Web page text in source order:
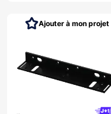
Ajouter à mon projet